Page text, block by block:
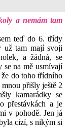
a nemám tam
teď do 6. třídy
už tam mají svoji
a žádná, se
se na mě usmívají
do toho třídního
přišly ještě 2
kamarádky se
přestávkách a je
v pohodě. Jen já
cizí, s nikým si